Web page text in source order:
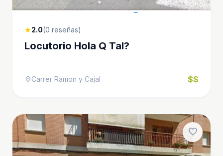
star2.0(0 reseñas)
Locutorio Hola Q Tal?
location_onCarrer Ramon y Cajal $$
favorite